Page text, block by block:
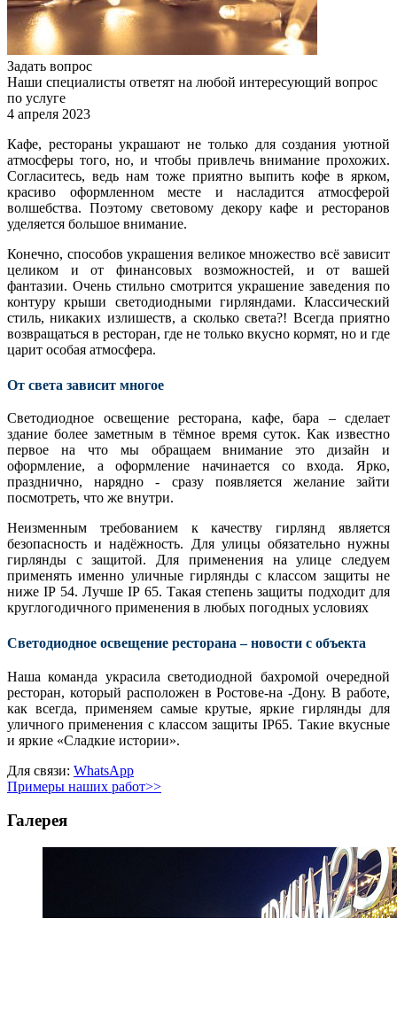
Задать вопрос
Наши специалисты ответят на любой интересующий вопрос
по услуге
4 апреля 2023
Кафе, рестораны украшают не только для создания уютной
атмосферы того, но, и чтобы привлечь внимание прохожих.
Согласитесь, ведь нам тоже приятно выпить кофе в ярком,
красиво оформленном месте и насладится атмосферой
волшебства. Поэтому световому декору кафе и ресторанов
уделяется большое внимание.
Конечно, способов украшения великое множество всё зависит
целиком и от финансовых возможностей, и от вашей
фантазии. Очень стильно смотрится украшение заведения по
контуру крыши светодиодными гирляндами. Классический
стиль, никаких излишеств, а сколько света?! Всегда приятно
возвращаться в ресторан, где не только вкусно кормят, но и где
царит особая атмосфера.
От света зависит многое
Светодиодное освещение ресторана, кафе, бара – сделает
здание более заметным в тёмное время суток. Как известно
первое на что мы обращаем внимание это дизайн и
оформление, а оформление начинается со входа. Ярко,
празднично, нарядно - сразу появляется желание зайти
посмотреть, что же внутри.
Неизменным требованием к качеству гирлянд является
безопасность и надёжность. Для улицы обязательно нужны
гирлянды с защитой. Для применения на улице следуем
применять именно уличные гирлянды с классом защиты не
ниже IP 54. Лучше IP 65. Такая степень защиты подходит для
круглогодичного применения в любых погодных условиях
Светодиодное освещение ресторана – новости с объекта
Наша команда украсила светодиодной бахромой очередной
ресторан, который расположен в Ростове-на -Дону. В работе,
как всегда, применяем самые крутые, яркие гирлянды для
уличного применения с классом защиты IP65. Такие вкусные
и яркие «Сладкие истории».
Для связи: WhatsApp
Примеры наших работ>>
Галерея